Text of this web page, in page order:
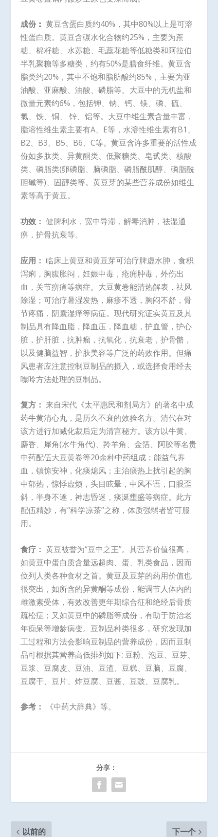
成份： 黄豆含蛋白质约40%，其中80%以上是可溶
性蛋白质。黄豆含碳水化合物约25%，主要为蔗
糖、棉籽糖、水苏糖、毛蕊花糖等低糖类和阿拉伯
半乳聚糖等多糖类，约有50%是膳食纤维。黄豆含
脂类约20%，其中不饱和脂肪酸约85%，主要为亚
油酸、亚麻酸、油酸、磷脂等。大豆中的无机盐和
微量元素约6%，包括钾、钠、钙、镁、磷、硫、
氯、铁、铜、 锌、铝等。大豆中维生素含量丰富，
脂溶性维生素主要有A、E等，水溶性维生素有B1、
B2、B3、B5、B6、C等。黄豆含许多重要的活性成
份如多肽类、异黄酮类、低聚糖类、皂甙类、核酸
类、磷脂类(卵磷脂、脑磷脂、磷脂酰肌醇、磷脂酰
胆碱等)、固醇类等。黄豆芽的某些营养成份如维生
素等高于黄豆。
功效： 健脾利水，宽中导滞，解毒消肿，祛湿通
痹，护骨抗衰等。
应用： 临床上黄豆和黄豆芽可治疗脾虚水肿，食积
泻痢，胸腹胀闷，妊娠中毒，疮痈肿毒，外伤出
血，关节痹痛等病症。大豆黄卷能清热解表，祛风
除湿；可治疗暑湿发热，麻疹不透，胸闷不舒，骨
节疼痛，阴囊湿痒等病症。现代研究证实黄豆及其
制品具有降血脂，降血压，降血糖，护血管，护心
脏，护肝脏，抗肿瘤，抗氧化，抗衰老，护骨骼，
以及健脑益智，护肤美容等广泛的药效作用。但痛
风患者应注意控制豆制品的摄入，或选择食用经去
嘌呤方法处理的豆制品。
复方： 来自宋代《太平惠民和剂局方》的著名中成
药牛黄清心丸，是历久不衰的效验名方。清代在对
该方进行加减化裁后定为清宫秘方。该方以牛黄、
麝香、犀角(水牛角代)、羚羊角、金箔、阿胶等名贵
中药配伍大豆黄卷等20余种中药组成；能益气养
血，镇惊安神，化痰熄风；主治痰热上扰引起的胸
中郁热，惊悸虚烦，头目眩晕，中风不语，口眼歪
斜，半身不遂，神志昏迷，痰涎壅盛等病症。此方
配伍精妙，有“科学凉茶”之称，体质强弱者皆可服
用。
食疗： 黄豆被誉为“豆中之王”。其营养价值很高，
如黄豆中蛋白质含量远超肉、蛋、乳类食品，因而
位列人类各种食材之首。黄豆及豆芽的药用价值也
很突出，如所含的异黄酮等成份，能调节人体内的
雌激素受体，有效改善更年期综合征和绝经后骨质
疏松症；又如黄豆中的磷脂等成份，有助于防治老
年痴呆等增龄病变。豆制品种类很多，研究发现加
工过程和方法会影响豆制品的营养成份，因而豆制
品可根据其营养高低排列如下: 豆粉、泡豆、豆芽、
豆浆、豆腐皮、豆油、豆渣、豆糕、豆脑、豆腐、
豆腐干、豆片、炸豆腐、豆酱、豆豉、豆腐乳。
参考： 《中药大辞典》等。
分享：
以前的 下一个